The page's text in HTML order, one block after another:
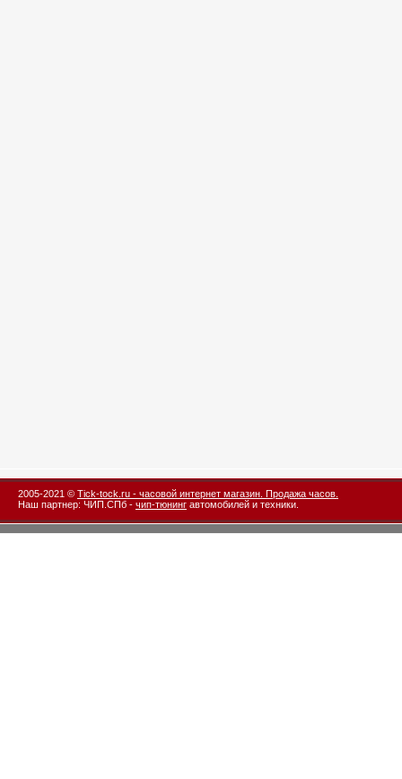
2005-2021 © Tick-tock.ru - часовой интернет магазин. Продажа часов.
Наш партнер: ЧИП.СПб - чип-тюнинг автомобилей и техники.